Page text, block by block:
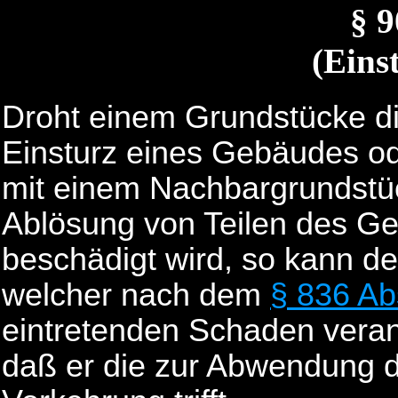
§
Droht einem Grundstücke
Einsturz eines Gebäudes
mit einem
Ablösung von Teilen des
beschädigt wird, so kann
welcher nach dem § 836
eintretenden Schaden
daß er die zur Abwendung